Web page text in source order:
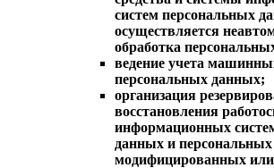
систем персональных
осуществляется
обработка
ведение учета
персональных данных;
организация
восстановления
информационных
данных и
модифицированных